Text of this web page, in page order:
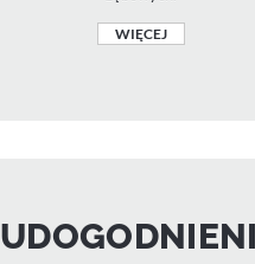
WIĘCEJ